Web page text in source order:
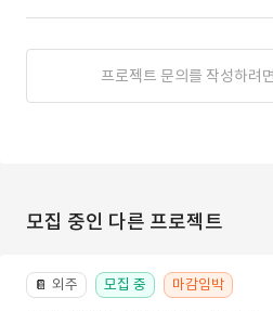
프로젝트 문의를 작성하려면
모집 중인 다른 프로젝트
📔 외주 모집 중 마감임박